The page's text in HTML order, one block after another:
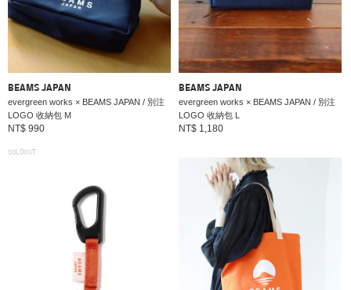
BEAMS JAPAN
evergreen works × BEAMS JAPAN / 別注
LOGO 收納包 M
NT$ 990
BEAMS JAPAN
evergreen works × BEAMS JAPAN / 別注
LOGO 收納包 L
NT$ 1,180
SOLDOUT